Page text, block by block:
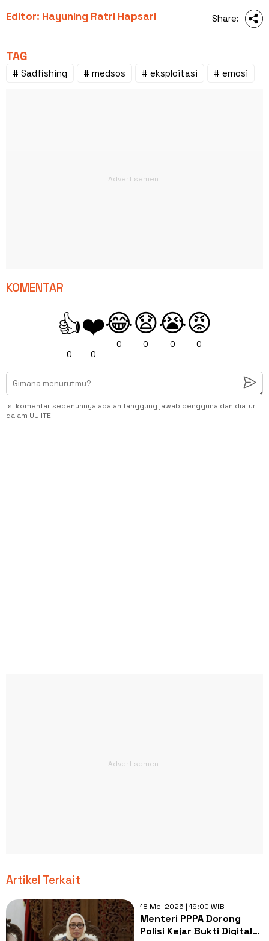
Editor: Hayuning Ratri Hapsari Share:
TAG
# Sadfishing # medsos # eksploitasi # emosi
KOMENTAR
👍
0
❤️
0
😂
0
😧
0
😭
0
😡
0
Isi komentar sepenuhnya adalah tanggung jawab pengguna dan diatur
dalam UU ITE
Artikel Terkait
18 Mei 2026 | 19:00 WIB
Menteri PPPA Dorong
Polisi Kejar Bukti Digital